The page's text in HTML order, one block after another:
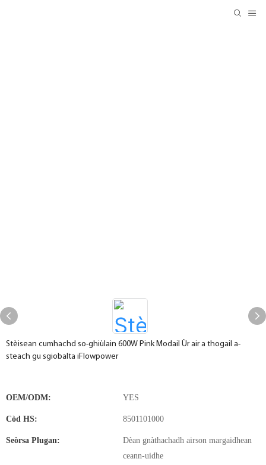
Stèisean cumhachd so-ghiùlain 600W Pink Modail Ùr air a thogail a-
steach gu sgiobalta iFlowpower
OEM/ODM: YES
Còd HS: 8501101000
Seòrsa Plugan:
Dèan gnàthachadh airson margaidhean
ceann-uidhe